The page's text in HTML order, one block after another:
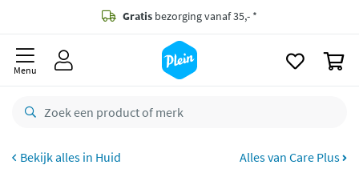
Gratis bezorging vanaf 35,- *
besteld,maandag
retourneren
Menu
Huid Alles van Care Plus